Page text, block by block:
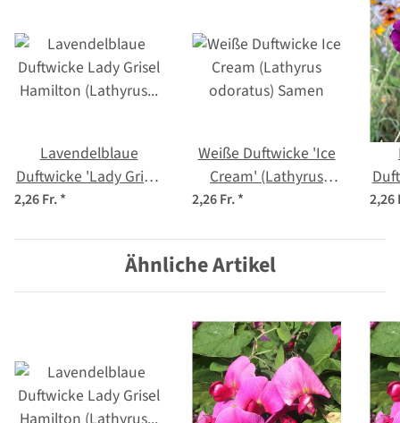
Lavendelblaue
Duftwicke 'Lady Grisel
Hamilton' (Lathyrus
2,26 Fr.*
Weiße Duftwicke 'Ice
Cream' (Lathyrus
odoratus) Samen
2,26 Fr.* 2,26
Ähnliche Artikel